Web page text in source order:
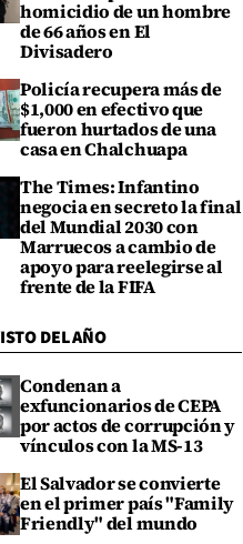
homicidio de un hombre
de 66 años en El
Divisadero
Policía recupera más de
$1,000 en efectivo que
fueron hurtados de una
casa en Chalchuapa
The Times: Infantino
negocia en secreto la final
del Mundial 2030 con
Marruecos a cambio de
apoyo para reelegirse al
frente de la FIFA
DEL AÑO
Condenan a
exfuncionarios de CEPA
por actos de corrupción y
vínculos con la MS-13
El Salvador se convierte
en el primer país "Family
Friendly" del mundo